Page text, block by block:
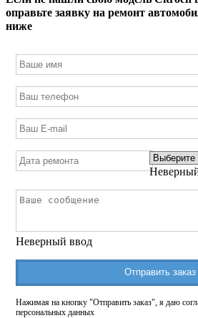
оправьте заявку на ремонт
ниже
Неверный ввод
Отправить заказ
Нажимая на кнопку "Отправить заказ", я даю
персональных данных